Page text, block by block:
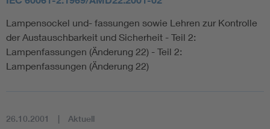
Lampensockel und- fassungen sowie Lehren zur Kontrolle
der Austauschbarkeit und Sicherheit - Teil 2:
Lampenfassungen (Änderung 22) - Teil 2:
Lampenfassungen (Änderung 22)
26.10.2001 Aktuell